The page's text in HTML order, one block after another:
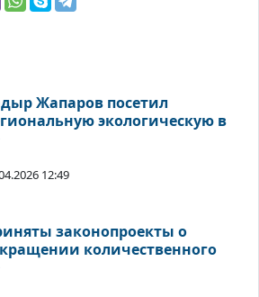
Жапаров посетил
экологическую в
12:49
законопроекты о
количественного